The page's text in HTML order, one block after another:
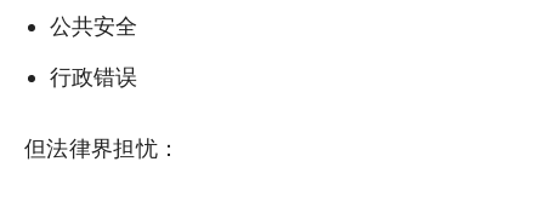
公共安全
行政错误
但法律界担忧：